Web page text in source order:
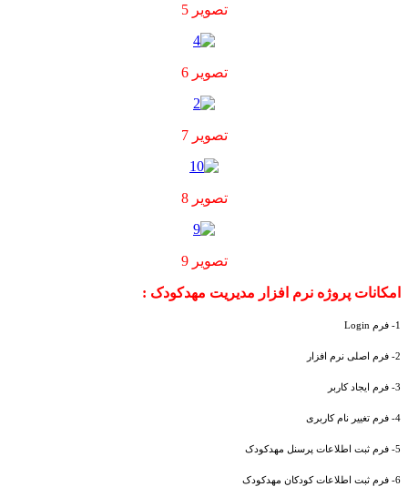
تصویر 5
تصویر 6
تصویر 7
تصویر 8
تصویر 9
امکانات پروژه نرم افزار مدیریت مهدکودک :
1- فرم Login
2- فرم اصلی نرم افزار
3- فرم ایجاد کاربر
4- فرم تغییر نام کاربری
5- فرم ثبت اطلاعات پرسنل مهدکودک
6- فرم ثبت اطلاعات کودکان مهدکودک